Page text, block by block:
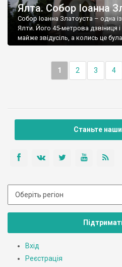
Ялта. Собор Іоанна
Собор Іоанна Златоуста – одна
Ялти. Його 45-метрова дзвіниця і
майже звідусіль, а колись це
1 2 3 4
Станьте
Вхід
Реєстрація